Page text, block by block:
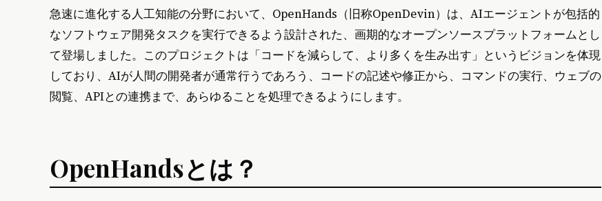
急速に進化する人工知能の分野において、OpenHands（旧称OpenDevin）は、AIエージェントが包括的
なソフトウェア開発タスクを実行できるよう設計された、画期的なオープンソースプラットフォームとし
て登場しました。このプロジェクトは「コードを減らして、より多くを生み出す」というビジョンを体現
しており、AIが人間の開発者が通常行うであろう、コードの記述や修正から、コマンドの実行、ウェブの
閲覧、APIとの連携まで、あらゆることを処理できるようにします。
OpenHandsとは？